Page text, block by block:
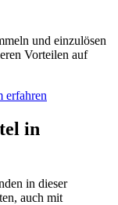
und einzulösen
Vorteilen auf
erfahren
in
in dieser
auch mit